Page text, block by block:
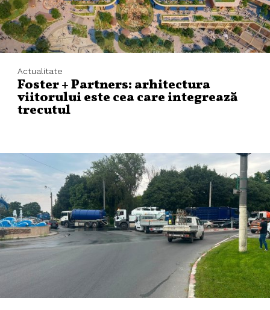
Actualitate
Foster + Partners: arhitectura
viitorului este cea care integrează
trecutul